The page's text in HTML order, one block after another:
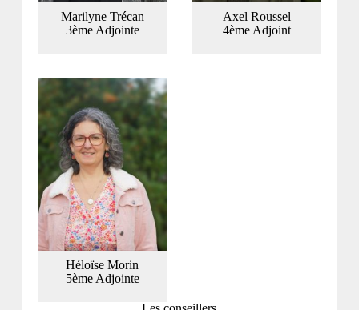
Marilyne Trécan
3ème Adjointe
Axel Roussel
4ème Adjoint
Héloïse Morin
5ème Adjointe